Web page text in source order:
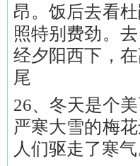
昂。饭后去看
照特别费劲。
经夕阳西下，
尾
26、冬天是个
严寒大雪的梅
人们驱走了寒气